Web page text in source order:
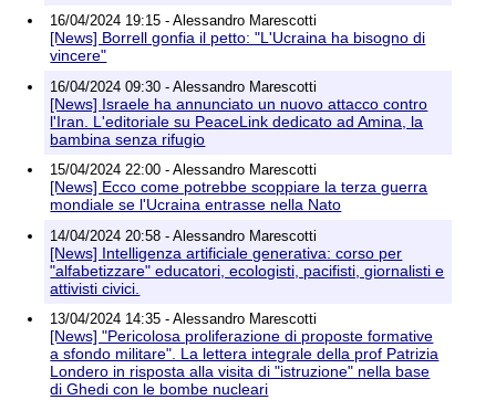
16/04/2024 19:15 - Alessandro Marescotti
[News] Borrell gonfia il petto: "L'Ucraina ha bisogno di
vincere"
16/04/2024 09:30 - Alessandro Marescotti
[News] Israele ha annunciato un nuovo attacco contro
l'Iran. L'editoriale su PeaceLink dedicato ad Amina, la
bambina senza rifugio
15/04/2024 22:00 - Alessandro Marescotti
[News] Ecco come potrebbe scoppiare la terza guerra
mondiale se l'Ucraina entrasse nella Nato
14/04/2024 20:58 - Alessandro Marescotti
[News] Intelligenza artificiale generativa: corso per
"alfabetizzare" educatori, ecologisti, pacifisti, giornalisti e
attivisti civici.
13/04/2024 14:35 - Alessandro Marescotti
[News] "Pericolosa proliferazione di proposte formative
a sfondo militare". La lettera integrale della prof Patrizia
Londero in risposta alla visita di "istruzione" nella base
di Ghedi con le bombe nucleari